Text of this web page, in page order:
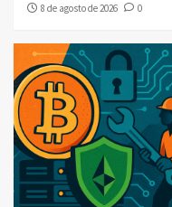
8 de agosto de 2026
0